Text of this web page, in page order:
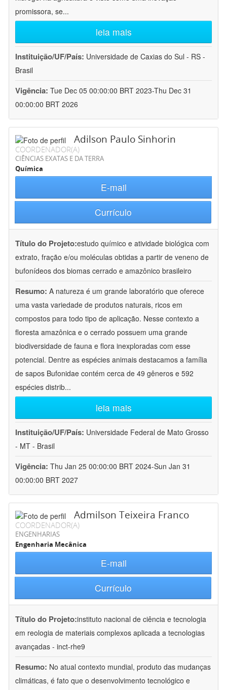
promissora, se...
leia mais
Instituição/UF/País: Universidade de Caxias do Sul - RS -
Brasil
Vigência: Tue Dec 05 00:00:00 BRT 2023-Thu Dec 31
00:00:00 BRT 2026
Adilson Paulo Sinhorin
COORDENADOR(A)
CIÊNCIAS EXATAS E DA TERRA
Química
E-mail
Currículo
Título do Projeto:estudo químico e atividade biológica com
extrato, fração e/ou moléculas obtidas a partir de veneno de
bufonídeos dos biomas cerrado e amazônico brasileiro
Resumo: A natureza é um grande laboratório que oferece
uma vasta variedade de produtos naturais, ricos em
compostos para todo tipo de aplicação. Nesse contexto a
floresta amazônica e o cerrado possuem uma grande
biodiversidade de fauna e flora inexploradas com esse
potencial. Dentre as espécies animais destacamos a família
de sapos Bufonidae contém cerca de 49 gêneros e 592
espécies distrib...
leia mais
Instituição/UF/País: Universidade Federal de Mato Grosso
- MT - Brasil
Vigência: Thu Jan 25 00:00:00 BRT 2024-Sun Jan 31
00:00:00 BRT 2027
Admilson Teixeira Franco
COORDENADOR(A)
ENGENHARIAS
Engenharia Mecânica
E-mail
Currículo
Título do Projeto:instituto nacional de ciência e tecnologia
em reologia de materiais complexos aplicada a tecnologias
avançadas - inct-rhe9
Resumo: No atual contexto mundial, produto das mudanças
climáticas, é fato que o desenvolvimento tecnológico e